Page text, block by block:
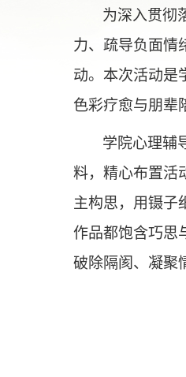
为深入贯彻
力、疏导负面情
动。本次活动是
色彩疗愈与朋辈
学院心理辅
料，精心布置活
主构思，用镊子
作品都饱含巧思
破除隔阂、凝聚